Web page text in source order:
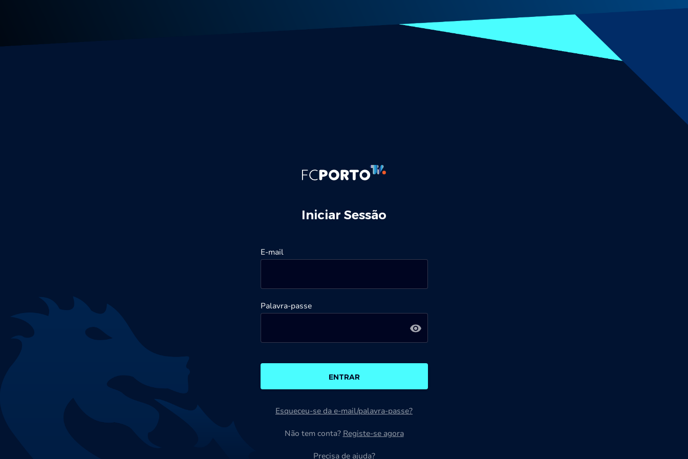
Iniciar Sessão
E-mail
Palavra-passe
ENTRAR
Esqueceu-se da e-mail/palavra-passe?
Não tem conta? Registe-se agora
Precisa de ajuda?